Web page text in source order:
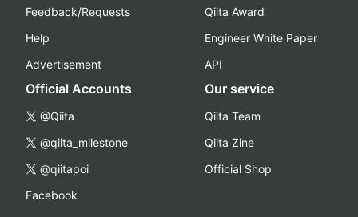
Feedback/Requests
Help
Advertisement
Qiita Award
Engineer White Paper
API
Official Accounts
@Qiita
@qiita_milestone
@qiitapoi
Facebook
Our service
Qiita Team
Qiita Zine
Official Shop